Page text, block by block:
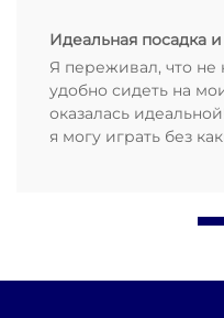
Идеальная посадка
Я переживал, что не
удобно сидеть на
оказалась
я могу играть без